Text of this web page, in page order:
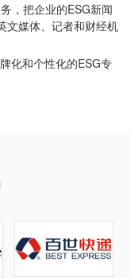
，把企业的ESG新闻
文媒体、记者和财经机
化和个性化的ESG专